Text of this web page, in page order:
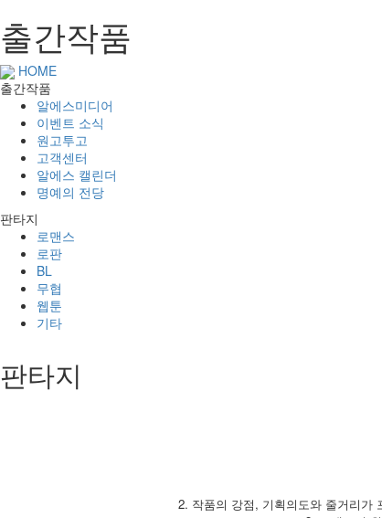
출간작품
HOME
출간작품
알에스미디어
이벤트 소식
원고투고
고객센터
알에스 캘린더
명예의 전당
판타지
로맨스
로판
BL
무협
웹툰
기타
판타지
2. 작품의 강점, 기획의도와 줄거리가